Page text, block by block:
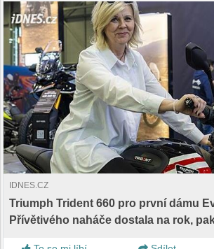
IDNES.CZ
Triumph Trident 660 pro první dámu
Přívětivého naháče dostala na rok,